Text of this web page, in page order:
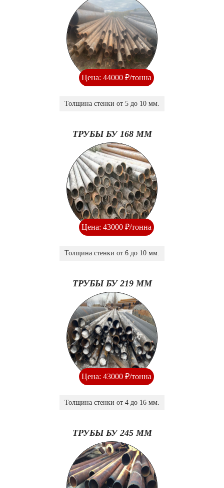
Цена: 44000 ₽/тонна
Толщина стенки от 5 до 10 мм.
ТРУБЫ БУ 168 ММ
Цена: 43000 ₽/тонна
Толщина стенки от 6 до 10 мм.
ТРУБЫ БУ 219 ММ
Цена: 43000 ₽/тонна
Толщина стенки от 4 до 16 мм.
ТРУБЫ БУ 245 ММ